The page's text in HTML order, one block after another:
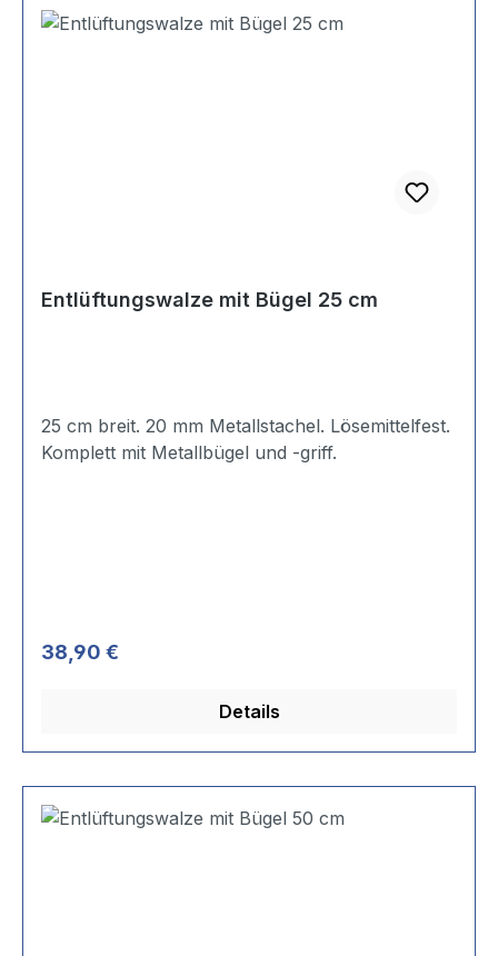
Entlüftungswalze mit Bügel 25 cm
25 cm breit. 20 mm Metallstachel. Lösemittelfest.
Regulärer Preis:
38,90 €
Details